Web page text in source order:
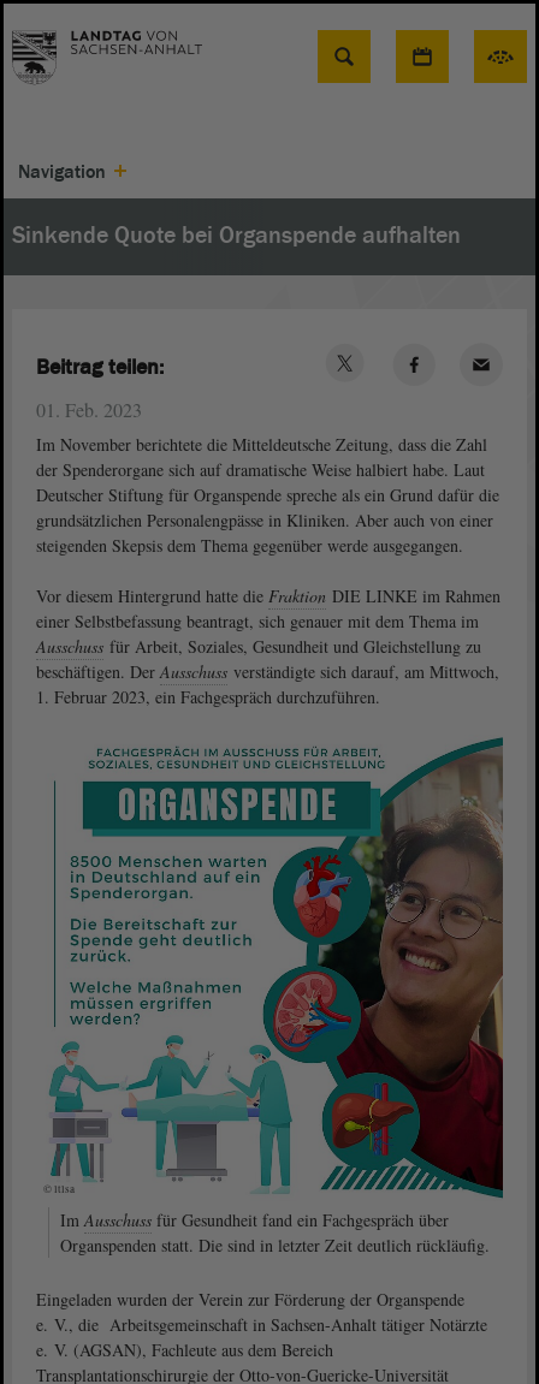
Suche
Navigation
Sinkende Quote bei Organspende aufhalten
01. Feb. 2023
Im November berichtete die Mitteldeutsche Zeitung, dass die Zahl
der Spenderorgane sich auf dramatische Weise halbiert habe. Laut
Deutscher Stiftung für Organspende spreche als ein Grund dafür die
grundsätzlichen Personalengpässe in Kliniken. Aber auch von einer
steigenden Skepsis dem Thema gegenüber werde ausgegangen.
Vor diesem Hintergrund hatte die Fraktion DIE LINKE im Rahmen
einer Selbstbefassung beantragt, sich genauer mit dem Thema im
Ausschuss für Arbeit, Soziales, Gesundheit und Gleichstellung zu
beschäftigen. DerAusschuss verständigte sich darauf, am Mittwoch,
1. Februar 2023, ein Fachgespräch durchzuführen.
© ltlsa
ImAusschuss für Gesundheit fand ein Fachgespräch über
Organspenden statt. Die sind in letzter Zeit deutlich rückläufig.
Eingeladen wurden der Verein zur Förderung der Organspende
e. V., die Arbeitsgemeinschaft in Sachsen-Anhalt tätiger Notärzte
e. V. (AGSAN), Fachleute aus dem Bereich
Transplantationschirurgie der Otto-von-Guericke-Universität
Beitrag teilen: